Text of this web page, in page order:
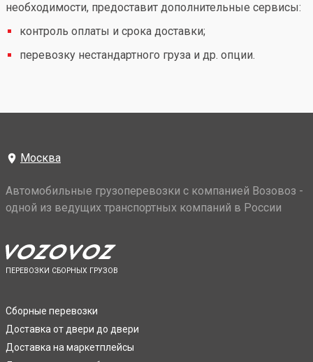
необходимости, предоставит дополнительные сервисы:
контроль оплаты и срока доставки;
перевозку нестандартного груза и др. опции.
Москва
Автомобильные грузоперевозки с компанией Возовоз -
одной из ведущих транспортных компаний в России
ПЕРЕВОЗКИ СБОРНЫХ ГРУЗОВ
Сборные перевозки
Доставка от двери до двери
Доставка на маркетплейсы